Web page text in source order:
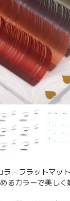
ーフラットマッ
るカラーで美しく